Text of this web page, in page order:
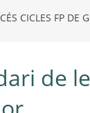
CICLES FP DE
de